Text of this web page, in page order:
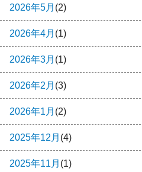
2026年5月 (2)
2026年4月 (1)
2026年3月 (1)
2026年2月 (3)
2026年1月 (2)
2025年12月 (4)
2025年11月 (1)